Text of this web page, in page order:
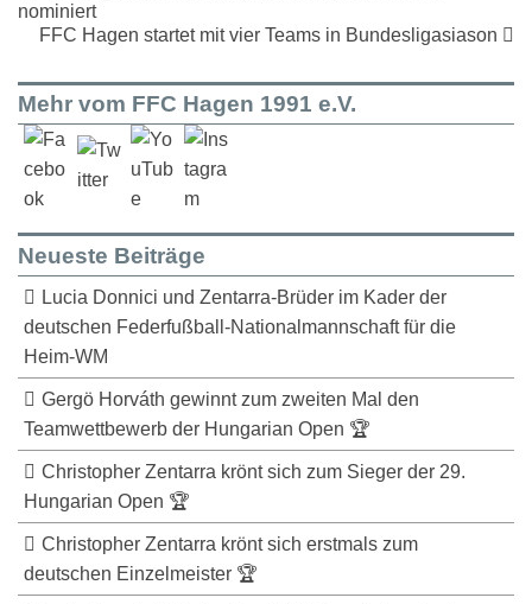
nominiert
FFC Hagen startet mit vier Teams in Bundesligasiason
Mehr vom FFC Hagen 1991 e.V.
Neueste Beiträge
Lucia Donnici und Zentarra-Brüder im Kader der
deutschen Federfußball-Nationalmannschaft für die
Heim-WM
Gergö Horváth gewinnt zum zweiten Mal den
Teamwettbewerb der Hungarian Open 🏆
Christopher Zentarra krönt sich zum Sieger der 29.
Hungarian Open 🏆
Christopher Zentarra krönt sich erstmals zum
deutschen Einzelmeister 🏆